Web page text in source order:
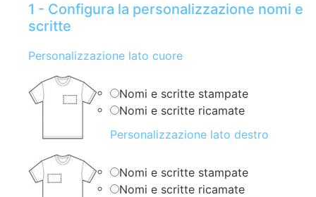
1 - Configura la personalizzazione nomi e
scritte
Personalizzazione lato cuore
Nomi e scritte stampate
Nomi e scritte ricamate
Personalizzazione lato destro
Nomi e scritte stampate
Nomi e scritte ricamate